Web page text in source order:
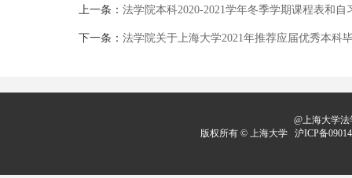
上一条： 法学院本科2020-2021学年冬季学期课程表和自
下一条： 法学院关于上海大学2021年推荐应届优秀本科
@上海大学
版权所有 ©上海大学 沪ICP备